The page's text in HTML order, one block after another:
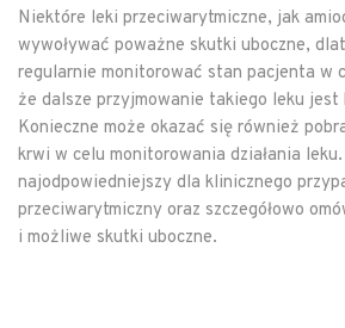
Niektóre leki przeciwarytmiczne, jak
wywoływać poważne skutki uboczne,
regularnie monitorować stan pacjenta w
że dalsze przyjmowanie takiego leku jest
Konieczne może okazać się również
krwi w celu monitorowania działania
najodpowiedniejszy dla klinicznego
przeciwarytmiczny oraz szczegółowo
i możliwe skutki uboczne.